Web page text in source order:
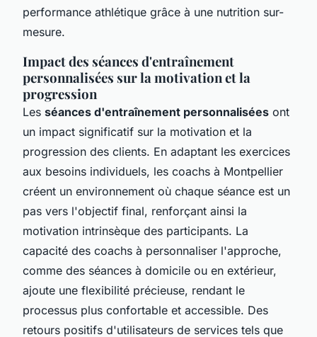
performance athlétique grâce à une nutrition sur-
mesure.
Impact des séances d'entraînement
personnalisées sur la motivation et la
progression
Les séances d'entraînement personnalisées ont
un impact significatif sur la motivation et la
progression des clients. En adaptant les exercices
aux besoins individuels, les coachs à Montpellier
créent un environnement où chaque séance est un
pas vers l'objectif final, renforçant ainsi la
motivation intrinsèque des participants. La
capacité des coachs à personnaliser l'approche,
comme des séances à domicile ou en extérieur,
ajoute une flexibilité précieuse, rendant le
processus plus confortable et accessible. Des
retours positifs d'utilisateurs de services tels que